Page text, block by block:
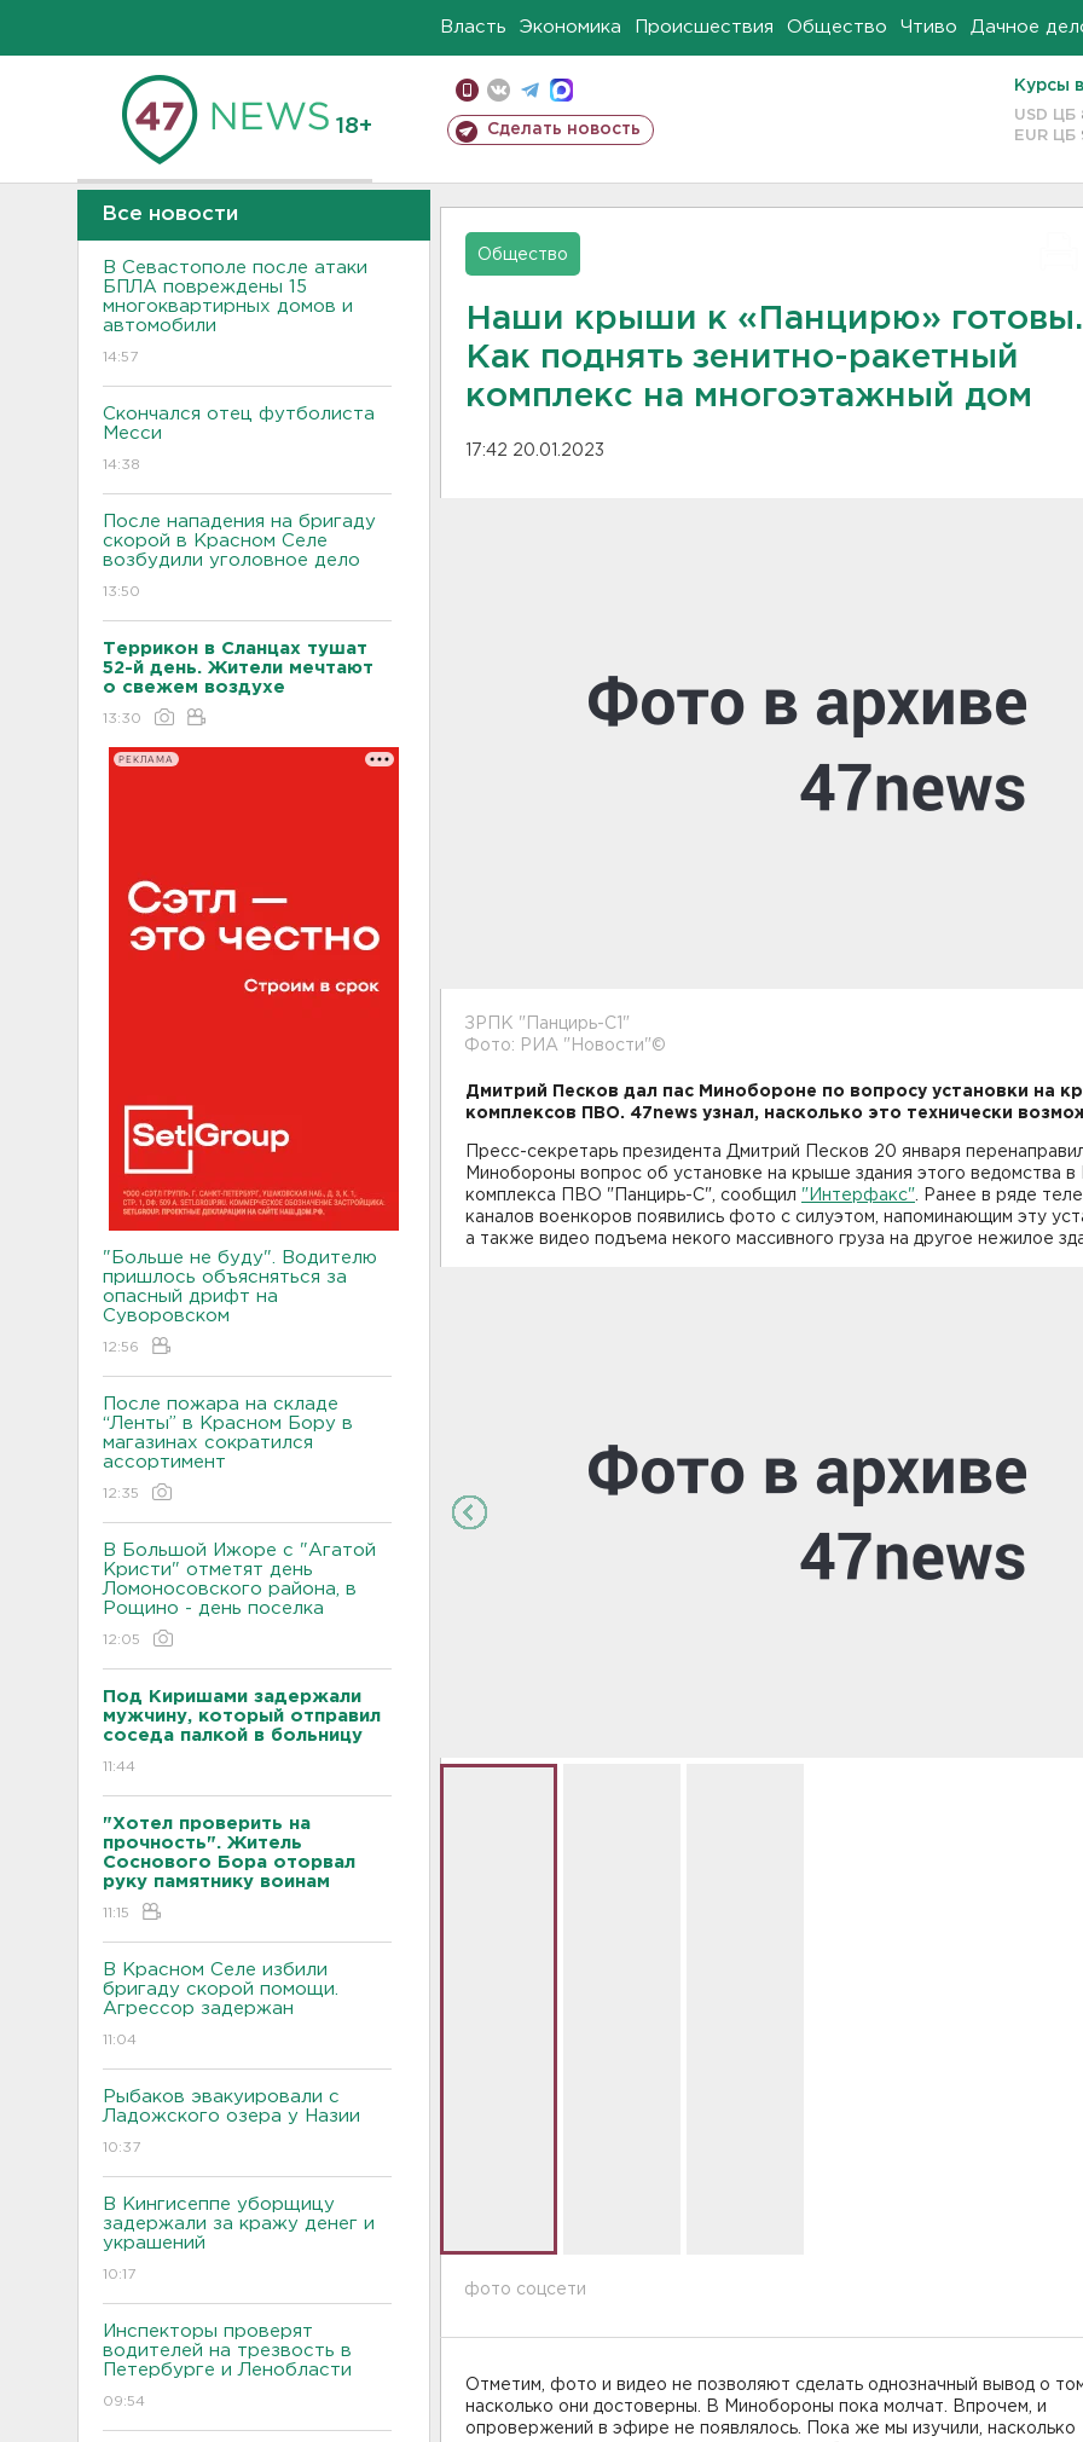
Власть Экономика Происшествия Общество Чтиво Дачное
18+ Сделать новость
Курсы
USD ЦБ
EUR ЦБ
Все новости
В Севастополе после атаки
БПЛА повреждены 15
многоквартирных домов и
автомобили
14:57
Скончался отец футболиста
Месси
14:38
После нападения на бригаду
скорой в Красном Селе
возбудили уголовное дело
13:50
Террикон в Сланцах тушат
52-й день. Жители мечтают
о свежем воздухе
13:30
РЕКЛАМА
"Больше не буду". Водителю
пришлось объясняться за
опасный дрифт на
Суворовском
12:56
После пожара на складе
“Ленты” в Красном Бору в
магазинах сократился
ассортимент
12:35
В Большой Ижоре с "Агатой
Кристи" отметят день
Ломоносовского района, в
Рощино - день поселка
12:05
Под Киришами задержали
мужчину, который отправил
соседа палкой в больницу
11:44
"Хотел проверить на
прочность". Житель
Соснового Бора оторвал
руку памятнику воинам
11:15
В Красном Селе избили
бригаду скорой помощи.
Агрессор задержан
11:04
Рыбаков эвакуировали с
Ладожского озера у Назии
10:37
В Кингисеппе уборщицу
задержали за кражу денег и
украшений
10:17
Инспекторы проверят
водителей на трезвость в
Петербурге и Ленобласти
09:54
Общество
Наши крыши к «Панцирю» готовы.
Как поднять зенитно-ракетный
комплекс на многоэтажный дом
17:42 20.01.2023
ЗРПК "Панцирь-С1"
Фото: РИА "Новости"©
Дмитрий Песков дал пас Минобороне по вопросу установки на
комплексов ПВО. 47news узнал, насколько это технически
Пресс-секретарь президента Дмитрий Песков 20 января
Минобороны вопрос об установке на крыше здания этого ведомства в
комплекса ПВО "Панцирь-C", сообщил "Интерфакс" . Ранее в ряде
каналов военкоров появились фото с силуэтом, напоминающим эту
а также видео подъема некого массивного груза на другое нежилое
фото соцсети
Отметим, фото и видео не позволяют сделать однозначный вывод о
насколько они достоверны. В Минобороны пока молчат. Впрочем, и
опровержений в эфире не появлялось. Пока же мы изучили, насколько